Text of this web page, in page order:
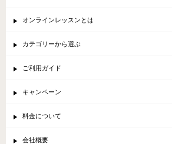
オンラインレッスンとは
カテゴリーから選ぶ
ご利用ガイド
キャンペーン
料金について
会社概要